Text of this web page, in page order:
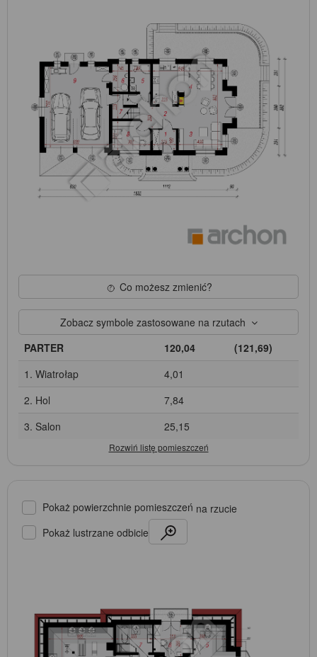
Co możesz zmienić?
Zobacz symbole zastosowane na rzutach
PARTER
120,04
(121,69)
1. Wiatrołap
4,01
2. Hol
7,84
3. Salon
25,15
Pokaż powierzchnie pomieszczeń na rzucie
Pokaż lustrzane odbicie